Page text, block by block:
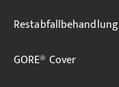
Restabfallbehandlung
GORE® Cover